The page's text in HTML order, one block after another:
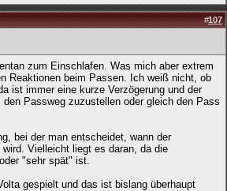
#107
zum Einschlafen. Was mich aber extrem
Reaktionen beim Passen. Ich weiß nicht, ob
ist immer eine kurze Verzögerung und der
Passweg zuzustellen oder gleich den Pass
bei der man entscheidet, wann der
Vielleicht liegt es daran, da die
"sehr spät" ist.
gespielt und das ist bislang überhaupt